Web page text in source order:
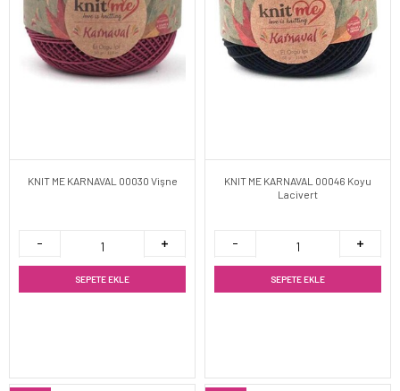
KNIT ME KARNAVAL 00030 Vişne
SEPETE EKLE
KNIT ME KARNAVAL 00046 Koyu
Lacivert
SEPETE EKLE